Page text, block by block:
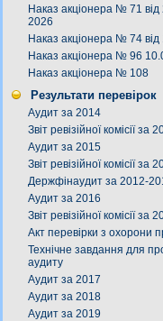
Наказ акціонера № 71 від
2026
Наказ акціонера № 74 від
Наказ акціонера № 96
Наказ акціонера № 108
Результати перевірок
Аудит за 2014
Звіт ревізійної комісії за
Аудит за 2015
Звіт ревізійної комісії за
Держфінаудит за 2012-
Аудит за 2016
Звіт ревізійної комісії за
Акт перевірки з охорони
Технічне завдання для
аудиту
Аудит за 2017
Аудит за 2018
Аудит за 2019